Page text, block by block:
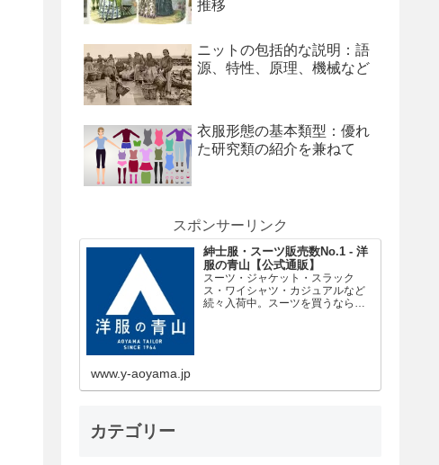
推移
ニットの包括的な説明：語
源、特性、原理、機械など
衣服形態の基本類型：優れ
た研究類の紹介を兼ねて
スポンサーリンク
紳士服・スーツ販売数No.1 - 洋
服の青山【公式通販】
スーツ・ジャケット・スラック
ス・ワイシャツ・カジュアルなど
続々入荷中。スーツを買うなら紳
www.y-aoyama.jp
カテゴリー